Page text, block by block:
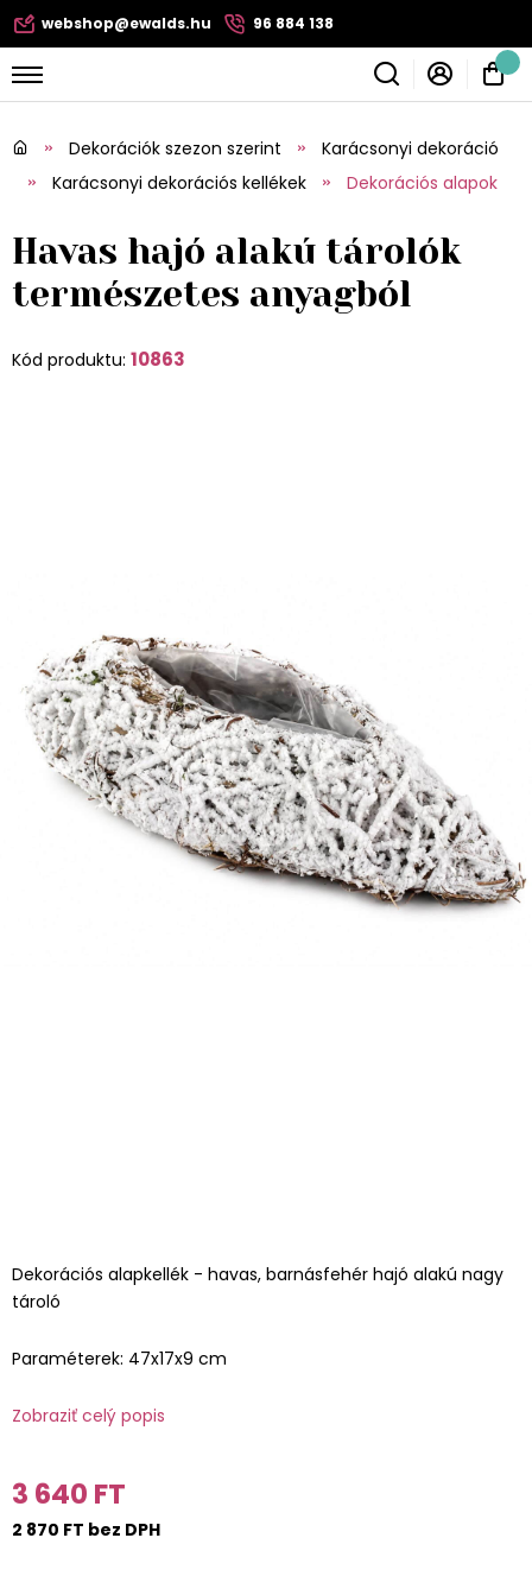
webshop@ewalds.hu 96 884 138
Dekorációk szezon szerint
Karácsonyi dekoráció
Karácsonyi dekorációs kellékek
Dekorációs alapok
Havas hajó alakú tárolók
természetes anyagból
Kód produktu: 10863
Dekorációs alapkellék - havas, barnásfehér hajó alakú nagy
tároló
Paraméterek: 47x17x9 cm
Zobraziť celý popis
3 640 FT
2 870 FT bez DPH